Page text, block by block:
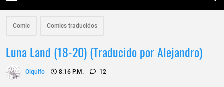
Comic Comics traducidos
Luna Land (18-20) (Traducido por Alejandro)
Olquifo 8:16 P.m. 12